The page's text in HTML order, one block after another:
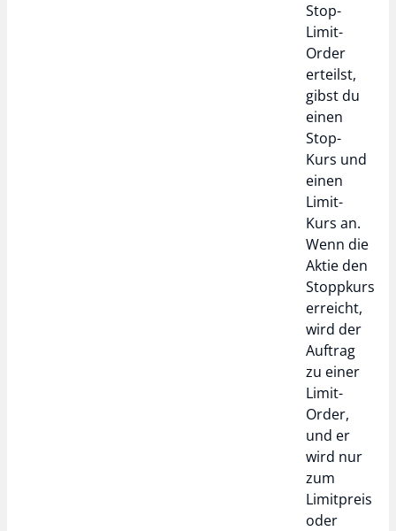
Stop-
Limit-
Order
erteilst,
gibst du
einen
Stop-
Kurs und
einen
Limit-
Kurs an.
Wenn die
Aktie den
Stoppkurs
erreicht,
wird der
Auftrag
zu einer
Limit-
Order,
und er
wird nur
zum
Limitpreis
oder